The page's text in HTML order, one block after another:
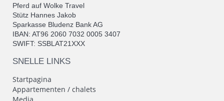
SWIFT: SSBLAT21XXX
SNELLE LINKS
Startpagina
Media
Aktiviteiten
Over ons